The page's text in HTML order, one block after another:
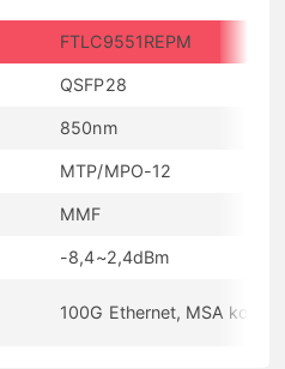
FTLC9551REPM
QSFP28
850nm
MTP/MPO-12
MMF
-8,4~2,4dBm
100G Ethernet, MSA